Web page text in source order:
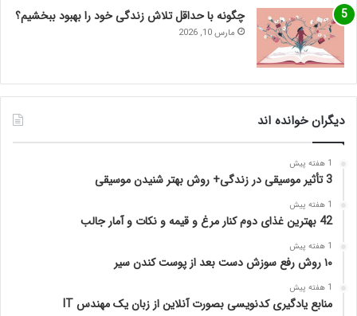
چگونه با حداقل تلاش زندگی خود را بهبود ببخشیم؟
مارس 10, 2026
دیگران خوانده اند
1 هفته پیش
3 تأثیر موسیقی در زندگی+ روش بهتر شنیدن موسیقی
1 هفته پیش
42 بهترین غذای دوم کنار مرغ و قیمه و نکات و آمار جالب
1 هفته پیش
۱۰ روش رفع سوزش دست بعد از پوست کندن سیر
1 هفته پیش
منابع یادگیری کدنویسی بصورت آنلاین از زبان یک مهندس IT